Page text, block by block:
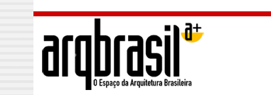
Skip to main content